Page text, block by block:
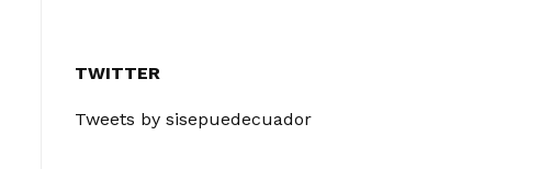
TWITTER
Tweets by sisepuedecuador